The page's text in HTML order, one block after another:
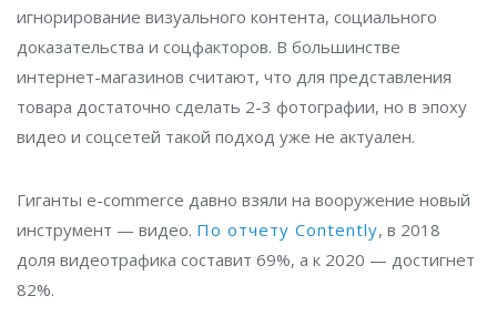
игнорирование визуального контента, социального
доказательства и соцфакторов. В большинстве
интернет-магазинов считают, что для представления
товара достаточно сделать 2-3 фотографии, но в эпоху
видео и соцсетей такой подход уже не актуален.
Гиганты e-commerce давно взяли на вооружение новый
инструмент — видео. По отчету Contently, в 2018
доля видеотрафика составит 69%, а к 2020 — достигнет
82%.